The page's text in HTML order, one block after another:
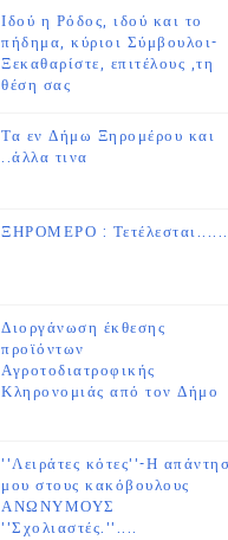
Ιδού η Ρόδος, ιδού και το
πήδημα, κύριοι Σύμβουλοι-
Ξεκαθαρίστε, επιτέλους ,τη
θέση σας
Τα εν Δήμω Ξηρομέρου και
..άλλα τινα
ΞΗΡΟΜΕΡΟ : Τετέλεσται......
Διοργάνωση έκθεσης
προϊόντων
Αγροτοδιατροφικής
Κληρονομιάς από τον Δήμο
''Λειράτες κότες''-Η
μου στους κακόβουλους
ΑΝΩΝΥΜΟΥΣ
''Σχολιαστές.''....